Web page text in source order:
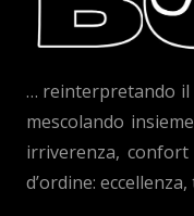
… reinterpretando il
mescolando
irriverenza,
d’ordine: